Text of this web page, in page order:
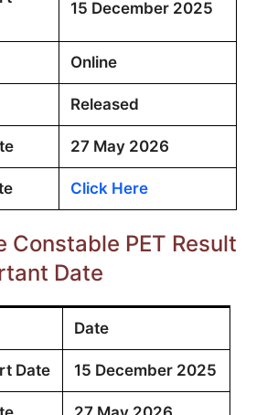
15 December 2025
Online
Released
27 May 2026
Click Here
Constable PET Result
Date
Date
Date 15 December 2025